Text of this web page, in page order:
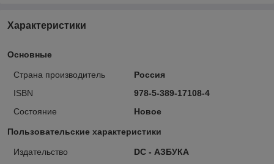
Характеристики
Основные
Страна производитель
Россия
ISBN
978-5-389-17108-4
Состояние
Новое
Пользовательские характеристики
Издательство
DC - АЗБУКА